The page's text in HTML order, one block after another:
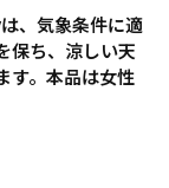
、気象条件に適
保ち、涼しい天
す。本品は女性